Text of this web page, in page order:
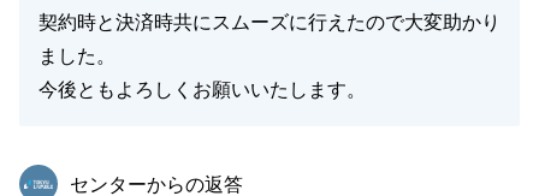
契約時と決済時共にスムーズに行えたので大変助かり
ました。
今後ともよろしくお願いいたします。
東急リバブル
センターからの返答